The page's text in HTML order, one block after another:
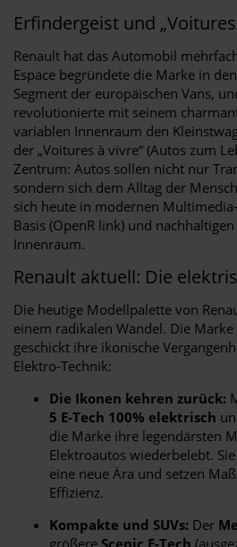
Erfindergeist und
Renault hat das Automobil
Espace begründete die Marke in
Segment der europäischen Vans,
revolutionierte mit seinem
variablen Innenraum den
der „Voitures à vivre“ (Autos zum
Zentrum: Autos sollen nicht nur
sondern sich dem Alltag der
sich heute in modernen
Basis (OpenR link) und
Innenraum.
Renault aktuell: Die
Die heutige Modellpalette von
einem radikalen Wandel. Die
geschickt ihre ikonische
Elektro-Technik:
Die Ikonen kehren zurück:
5 E-Tech 100% elektrisch
die Marke ihre legendärsten
Elektroautos wiederbelebt.
eine neue Ära und setzen
Effizienz.
Kompakte und SUVs: Der
größere Scenic E-Tech